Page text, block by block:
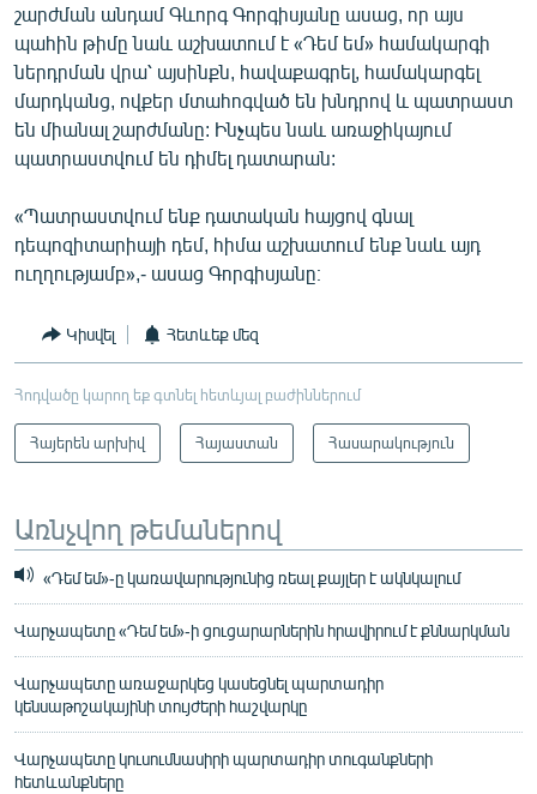
շարժման անդամ Գևորգ Գորգիսյանը ասաց, որ այս
պահին թիմը նաև աշխատում է «Դեմ եմ» համակարգի
ներդրման վրա՝ այսինքն, հավաքագրել, համակարգել
մարդկանց, ովքեր մտահոգված են խնդրով և պատրաստ
են միանալ շարժմանը: Ինչպես նաև առաջիկայում
պատրաստվում են դիմել դատարան:
«Պատրաստվում ենք դատական հայցով գնալ
դեպոզիտարիայի դեմ, հիմա աշխատում ենք նաև այդ
ուղղությամբ»,- ասաց Գորգիսյանը։
Կիսվել Հետևեք մեզ
Հոդվածը կարող եք գտնել հետևյալ բաժիններում
Հայերեն արխիվ Հայաստան Հասարակություն
Առնչվող թեմաներով
«Դեմ եմ»-ը կառավարությունից ռեալ քայլեր է ակնկալում
Վարչապետը «Դեմ եմ»-ի ցուցարարներին հրավիրում է քննարկման
Վարչապետը առաջարկեց կասեցնել պարտադիր
կենսաթոշակայինի տույժերի հաշվարկը
Վարչապետը կուսումնասիրի պարտադիր տուգանքների
հետևանքները